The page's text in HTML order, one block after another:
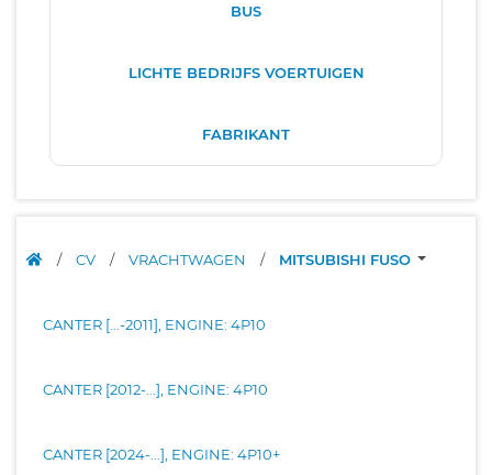
BUS
LICHTE BEDRIJFS VOERTUIGEN
FABRIKANT
/ CV / VRACHTWAGEN / MITSUBISHI FUSO
CANTER [...-2011], ENGINE: 4P10
CANTER [2012-...], ENGINE: 4P10
CANTER [2024-...], ENGINE: 4P10+